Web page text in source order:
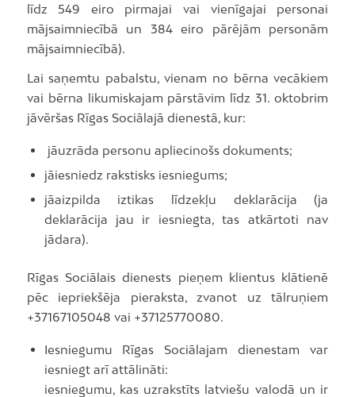
līdz 549 eiro pirmajai vai vienīgajai personai
mājsaimniecībā un 384 eiro pārējām personām
mājsaimniecībā).
Lai saņemtu pabalstu, vienam no bērna vecākiem
vai bērna likumiskajam pārstāvim līdz 31. oktobrim
jāvēršas Rīgas Sociālajā dienestā, kur:
jāuzrāda personu apliecinošs dokuments;
jāiesniedz rakstisks iesniegums;
jāaizpilda iztikas līdzekļu deklarācija (ja
deklarācija jau ir iesniegta, tas atkārtoti nav
jādara).
Rīgas Sociālais dienests pieņem klientus klātienē
pēc iepriekšēja pieraksta, zvanot uz tālruņiem
+37167105048 vai +37125770080.
Iesniegumu Rīgas Sociālajam dienestam var
iesniegt arī attālināti:
iesniegumu, kas uzrakstīts latviešu valodā un ir